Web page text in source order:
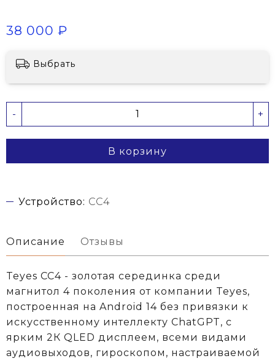
38 000 ₽
Выбрать
- +
В корзину
Устройство: CC4
Описание Отзывы
Teyes CC4 - золотая серединка среди
магнитол 4 поколения от компании Teyes,
построенная на Android 14 без привязки к
искусственному интеллекту ChatGPT, с
ярким 2К QLED дисплеем, всеми видами
аудиовыходов, гироскопом, настраиваемой